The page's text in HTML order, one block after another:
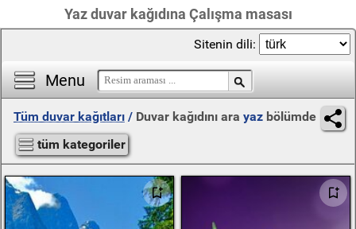
Yaz duvar kağıdına Çalışma masası
Menu
Sitenin dili:
Tüm duvar kağıtları / Duvar kağıdını ara yaz bölümde
tüm kategoriler